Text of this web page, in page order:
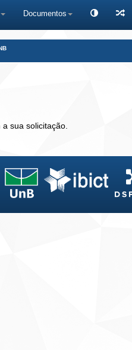
Documentos
sua solicitação.